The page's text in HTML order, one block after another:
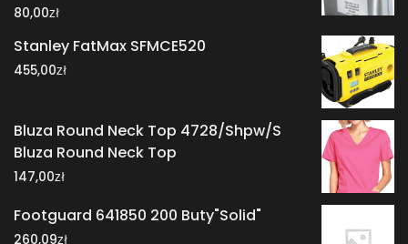
80,00zł
Stanley FatMax SFMCE520
455,00zł
Bluza Round Neck Top 4728/Shpw/S
Bluza Round Neck Top
147,00zł
Footguard 641850 200 Buty"Solid"
260,09zł